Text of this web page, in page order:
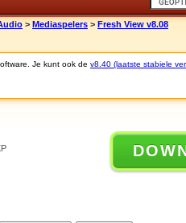
> Mediaspelers > Fresh View v8.08
Je kunt ook de v8.40 (laatste stabiele